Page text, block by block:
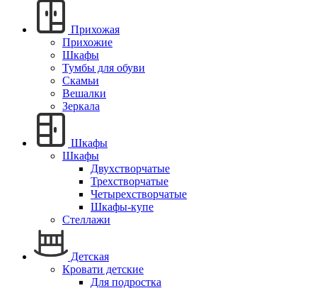
Прихожая
Прихожие
Шкафы
Тумбы для обуви
Скамьи
Вешалки
Зеркала
Шкафы
Шкафы
Двухстворчатые
Трехстворчатые
Четырехстворчатые
Шкафы-купе
Стеллажи
Детская
Кровати детские
Для подростка